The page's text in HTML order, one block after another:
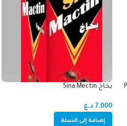
بخاخ Sina Mectin
7,000 د.ع
إضافة إلى السلة